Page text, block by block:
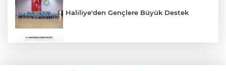
Haliliye'den Gençlere Büyük Destek